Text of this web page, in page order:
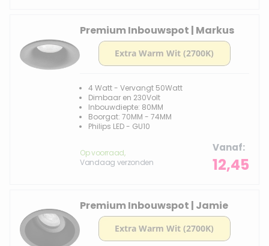
Premium Inbouwspot | Markus
4 Watt - Vervangt 50Watt
Dimbaar en 230Volt
Inbouwdiepte: 80MM
Boorgat: 70MM - 74MM
Philips LED - GU10
Op voorraad,
Vandaag verzonden
Vanaf
12,45
Premium Inbouwspot | Jamie